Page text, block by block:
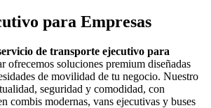
para Empresas
de transporte ejecutivo para
ofrecemos soluciones premium diseñadas
de movilidad de tu negocio. Nuestro
seguridad y comodidad, con
combis modernas, vans ejecutivas y buses